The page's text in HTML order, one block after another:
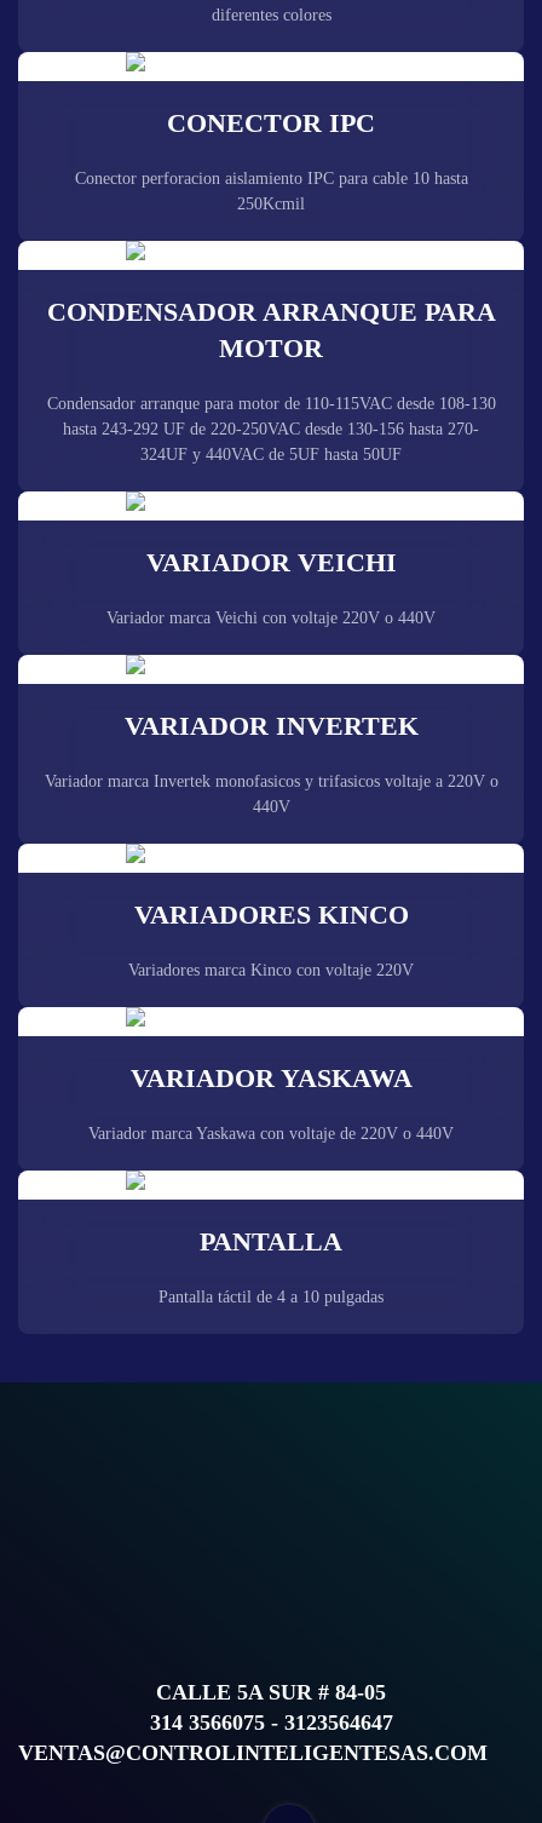
diferentes colores
CONECTOR IPC
Conector perforacion aislamiento IPC para cable 10 hasta
250Kcmil
CONDENSADOR ARRANQUE PARA
MOTOR
Condensador arranque para motor de 110-115VAC desde 108-130
hasta 243-292 UF de 220-250VAC desde 130-156 hasta 270-
324UF y 440VAC de 5UF hasta 50UF
VARIADOR VEICHI
Variador marca Veichi con voltaje 220V o 440V
VARIADOR INVERTEK
Variador marca Invertek monofasicos y trifasicos voltaje a 220V o
440V
VARIADORES KINCO
Variadores marca Kinco con voltaje 220V
VARIADOR YASKAWA
Variador marca Yaskawa con voltaje de 220V o 440V
PANTALLA
Pantalla táctil de 4 a 10 pulgadas
CALLE 5A SUR # 84-05
314 3566075 - 3123564647
VENTAS@CONTROLINTELIGENTESAS.COM